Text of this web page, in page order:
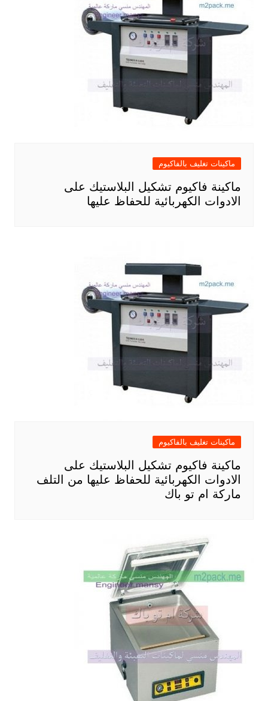
ماكينات تغليف بالفاكيوم
ماكينة فاكيوم تشكيل البلاستيك على
الادوات الكهربائية للحفاظ عليها
ماكينات تغليف بالفاكيوم
ماكينة فاكيوم تشكيل البلاستيك على
الادوات الكهربائية للحفاظ عليها من التلف
ماركة ام تو باك